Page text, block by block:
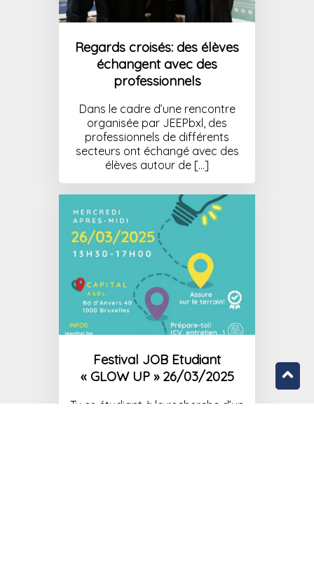
Regards croisés: des élèves
échangent avec des
professionnels
Dans le cadre d’une rencontre
organisée par JEEPbxl, des
professionnels de différents
secteurs ont échangé avec des
élèves autour de […]
Festival JOB Etudiant
« GLOW UP » 26/03/2025
Tu es étudiant à la recherche d’un